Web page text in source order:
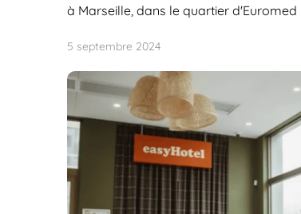
à Marseille, dans le quartier d'Euromed
5 septembre 2024